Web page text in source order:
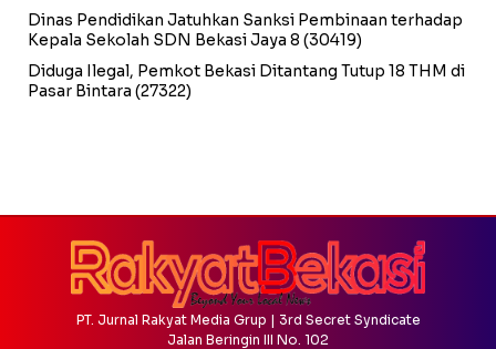
Dinas Pendidikan Jatuhkan Sanksi Pembinaan terhadap
Kepala Sekolah SDN Bekasi Jaya 8 (30419)
Diduga Ilegal, Pemkot Bekasi Ditantang Tutup 18 THM di
Pasar Bintara (27322)
PT. Jurnal Rakyat Media Grup | 3rd Secret Syndicate
Jalan Beringin III No. 102